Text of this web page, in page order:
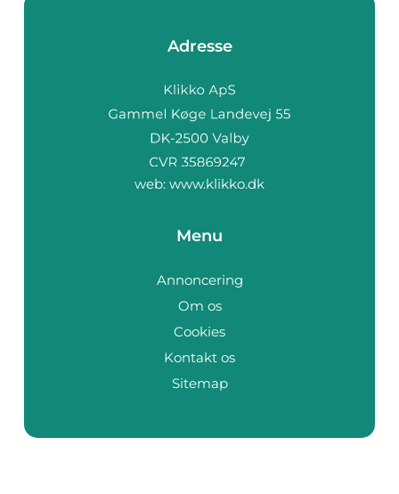
Adresse
web: www.klikko.dk
Menu
Annoncering
Om os
Cookies
Kontakt os
Sitemap